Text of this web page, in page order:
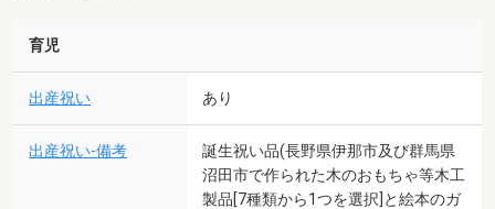
育児
出産祝い あり
出産祝い-備考
誕生祝い品(長野県伊那市及び群馬県
沼田市で作られた木のおもちゃ等木工
製品[7種類から1つを選択]と絵本のガ